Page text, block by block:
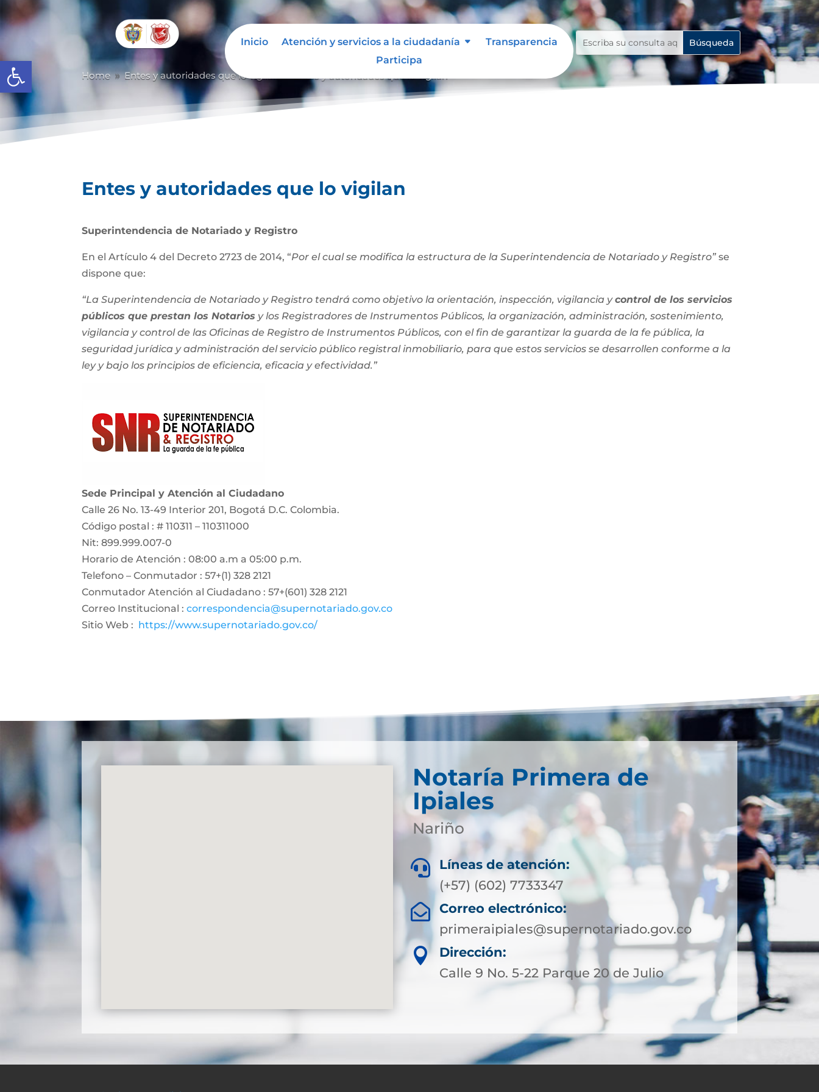
Abrir barra de herramientas
Inicio Atención y servicios a la ciudadanía
Transparencia
Participa
Home 9 Entes y autoridades que lo vigilan
Entes y autoridades que lo vigilan
Superintendencia de Notariado y Registro
En el Artículo 4 del Decreto 2723 de 2014, “Por el cual se modifica la estructura de la Superintendencia de Notariado y Registro” se
dispone que:
“La Superintendencia de Notariado y Registro tendrá como objetivo la orientación, inspección, vigilancia ycontrol de los servicios
públicos que prestan los Notarios y los Registradores de Instrumentos Públicos, la organización, administración, sostenimiento,
vigilancia y control de las Oficinas de Registro de Instrumentos Públicos, con el fin de garantizar la guarda de la fe pública, la
seguridad jurídica y administración del servicio público registral inmobiliario, para que estos servicios se desarrollen conforme a la
ley y bajo los principios de eficiencia, eficacia y efectividad.”
Sede Principal y Atención al Ciudadano
Calle 26 No. 13-49 Interior 201, Bogotá D.C. Colombia.
Código postal : # 110311 – 110311000
Nit: 899.999.007-0
Horario de Atención : 08:00 a.m a 05:00 p.m.
Telefono – Conmutador : 57+(1) 328 2121
Conmutador Atención al Ciudadano : 57+(601) 328 2121
Correo Institucional : correspondencia@supernotariado.gov.co
Sitio Web : https://www.supernotariado.gov.co/
Notaría Primera de
Ipiales
Nariño

Líneas de atención:
(+57) (602) 7733347

Correo electrónico:
primeraipiales@supernotariado.gov.co

Dirección:
Calle 9 No. 5-22 Parque 20 de Julio